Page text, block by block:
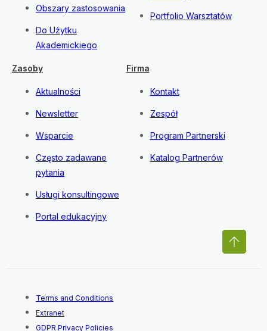
Obszary zastosowania
Do Użytku
Akademickiego
Portfolio Warsztatów
Zasoby
Aktualności
Newsletter
Wsparcie
Często zadawane
pytania
Usługi konsultingowe
Portal edukacyjny
Firma
Kontakt
Zespół
Program Partnerski
Katalog Partnerów
Terms and Conditions
Extranet
GDPR Privacy Policies